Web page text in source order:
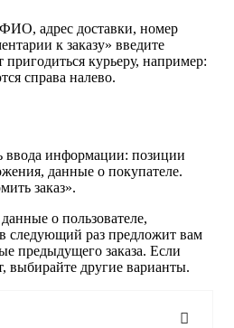
адрес доставки, номер
к заказу» введите
пригодиться курьеру, например:
справа налево.
ввода информации: позиции
данные о покупателе.
заказ».
о пользователе,
следующий раз предложит вам
предыдущего заказа. Если
выбирайте другие варианты.